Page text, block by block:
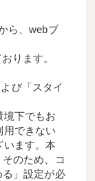
ら、webブ
ります。
び「スタイ
境下でもお
用できない
います。本
のため、コ
」設定が必